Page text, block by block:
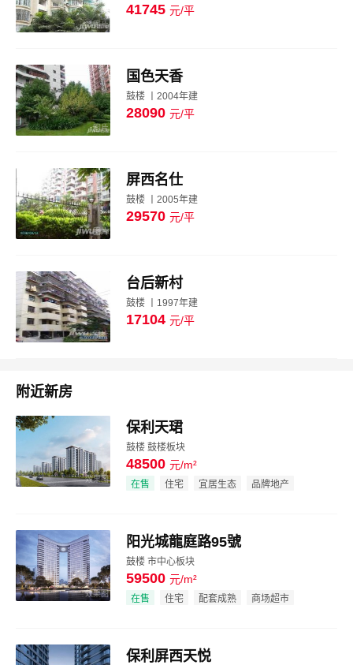
图片
41745 元/平
图片
国色天香
鼓楼 丨2004年建
28090 元/平
图片
屏西名仕
鼓楼 丨2005年建
29570 元/平
图片
台后新村
鼓楼 丨1997年建
17104 元/平
附近新房
效果图
保利天珺
鼓楼 鼓楼板块
48500 元/m²
在售 住宅 宜居生态 品牌地产
效果图
阳光城龍庭路95號
鼓楼 市中心板块
59500 元/m²
在售 住宅 配套成熟 商场超市
保利屏西天悦